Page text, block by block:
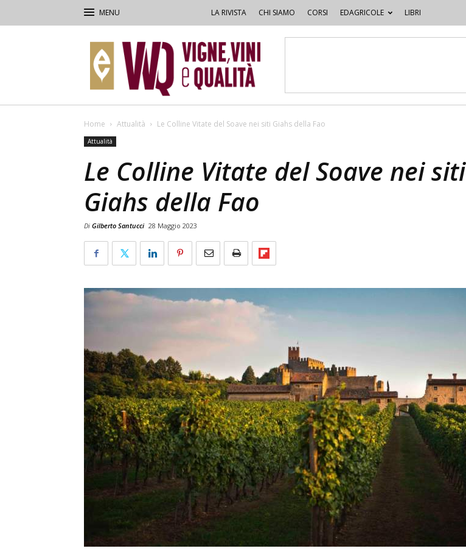
LA RIVISTA CHI SIAMO CORSI EDAGRICOLE LIBRI
–
Vigne,
Vini
&
Home Attualità Le Colline Vitate del Soave nei siti Giahs della Fao
Attualità
Le Colline Vitate del Soave nei siti
Giahs della Fao
Di Gilberto Santucci 28 Maggio 2023